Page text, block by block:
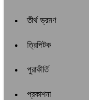
তীর্থ ভ্রমণ
ত্রিপিটক
পুরাকীর্তি
প্রকাশনা